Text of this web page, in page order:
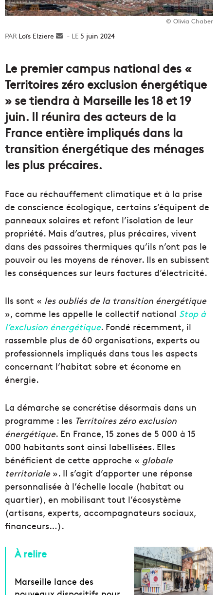
© Olivia Chaber
Loïs Elziere
Envoyer5 juin 2024
Le premier campus national des «
Territoires zéro exclusion énergétique
» se tiendra à Marseille les 18 et 19
juin. Il réunira des acteurs de la
France entière impliqués dans la
transition énergétique des ménages
les plus précaires.
Face au réchauffement climatique et à la prise
de conscience écologique, certains s’équipent de
panneaux solaires et refont l’isolation de leur
propriété. Mais d’autres, plus précaires, vivent
dans des passoires thermiques qu’ils n’ont pas le
pouvoir ou les moyens de rénover. Ils en subissent
les conséquences sur leurs factures d’électricité.
Ils sont « les oubliés de la transition énergétique
», comme les appelle le collectif national Stop à
l’exclusion énergétique. Fondé récemment, il
rassemble plus de 60 organisations, experts ou
professionnels impliqués dans tous les aspects
concernant l’habitat sobre et économe en
énergie.
La démarche se concrétise désormais dans un
programme : les Territoires zéro exclusion
énergétique. En France, 15 zones de 5 000 à 15
000 habitants sont ainsi labellisées. Elles
bénéficient de cette approche « globale
territoriale». Il s’agit d’apporter une réponse
personnalisée à l’échelle locale (habitat ou
quartier), en mobilisant tout l’écosystème
(artisans, experts, accompagnateurs sociaux,
financeurs…).
À relire
Marseille lance des